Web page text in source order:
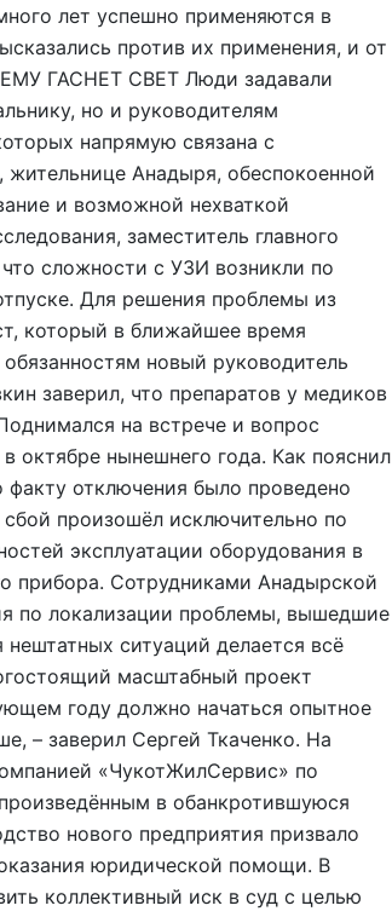
лет успешно применяются в
против их применения, и от
ГАСНЕТ СВЕТ Люди задавали
но и руководителям
напрямую связана с
Анадыря, обеспокоенной
и возможной нехваткой
заместитель главного
сложности с УЗИ возникли по
Для решения проблемы из
который в ближайшее время
новый руководитель
заверил, что препаратов у медиков
на встрече и вопрос
октябре нынешнего года. Как пояснил
отключения было проведено
произошёл исключительно по
эксплуатации оборудования в
прибора. Сотрудниками Анадырской
по локализации проблемы, вышедшие
ситуаций делается всё
масштабный проект
году должно начаться опытное
– заверил Сергей Ткаченко. На
«ЧукотЖилСервис» по
в обанкротившуюся
нового предприятия призвало
юридической помощи. В
коллективный иск в суд с целью